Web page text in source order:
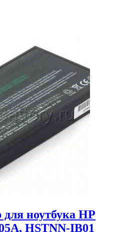
ноутбука HP
HSTNN-IB01